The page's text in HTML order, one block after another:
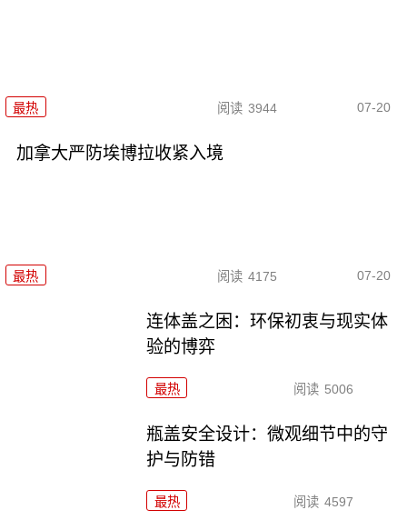
最热 阅读 3944 07-20
加拿大严防埃博拉收紧入境
最热 阅读 4175 07-20
连体盖之困：环保初衷与现实体
验的博弈
最热 阅读 5006
瓶盖安全设计：微观细节中的守
护与防错
最热 阅读 4597